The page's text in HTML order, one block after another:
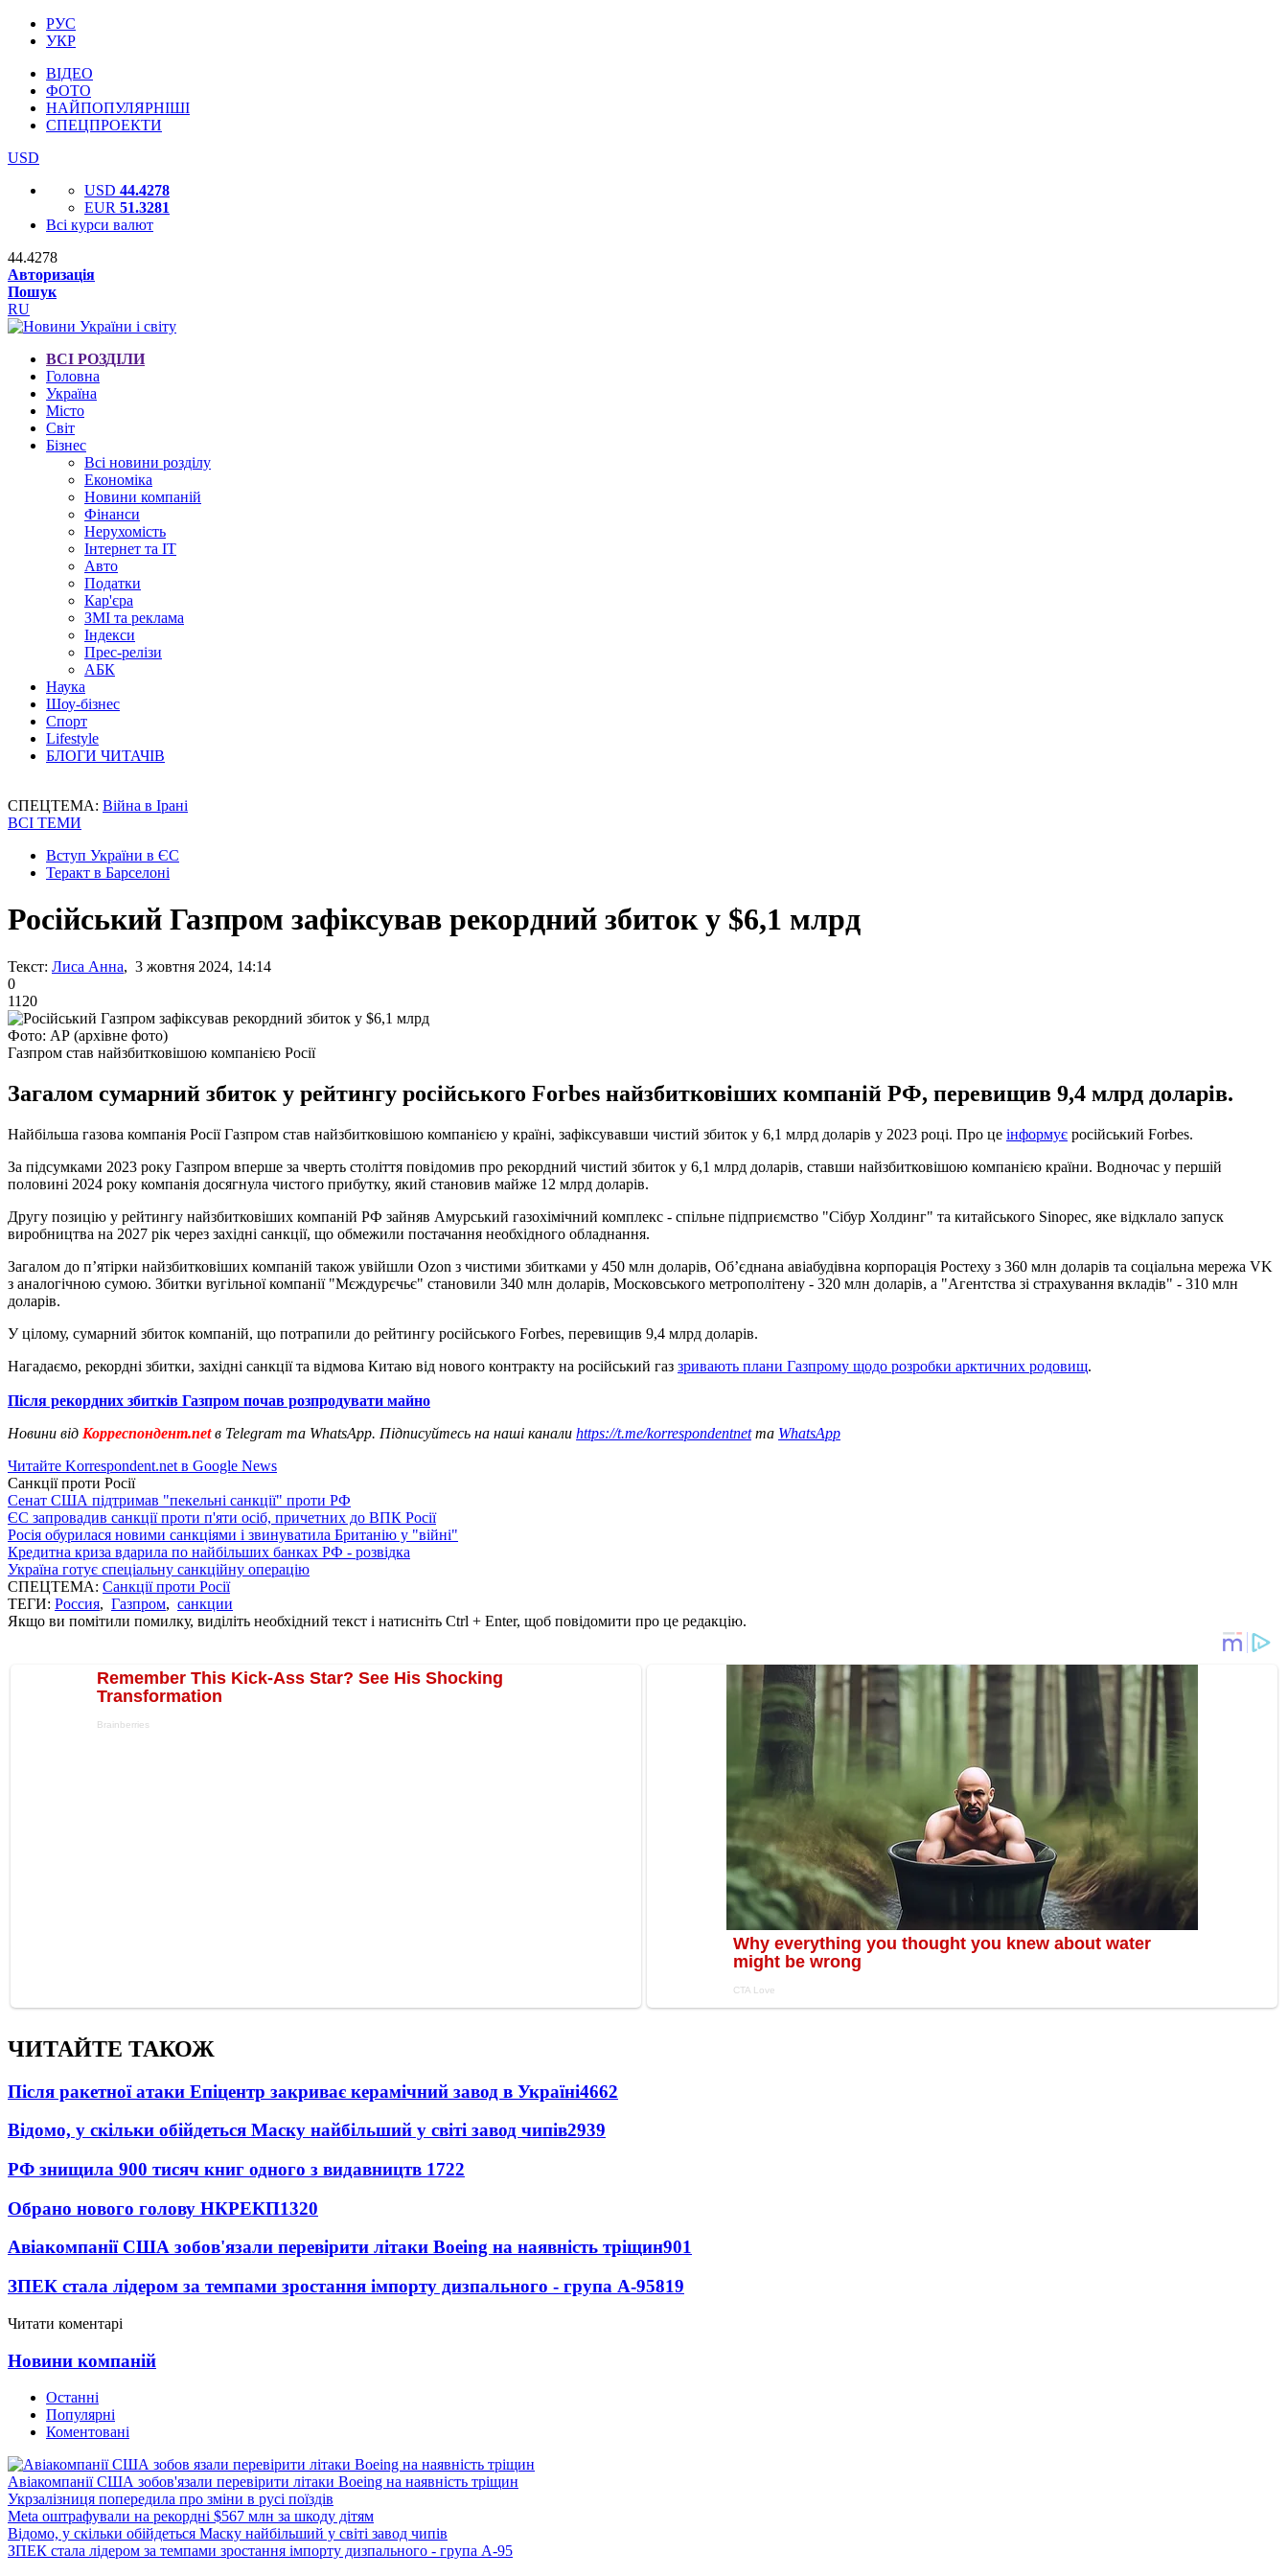
РУС
УКР
ВІДЕО
ФОТО
НАЙПОПУЛЯРНІШІ
СПЕЦПРОЕКТИ
USD
USD 44.4278
EUR 51.3281
Всі курси валют
44.4278
Авторизація
Пошук
RU
ВСІ РОЗДІЛИ
Головна
Україна
Місто
Світ
Бізнес
Всі новини розділу
Економіка
Новини компаній
Фінанси
Нерухомість
Інтернет та IT
Авто
Податки
Кар'єра
ЗМІ та реклама
Індекси
Прес-релізи
АБК
Наука
Шоу-бізнес
Спорт
Lifestyle
БЛОГИ ЧИТАЧІВ
СПЕЦТЕМА: Війна в Ірані
ВСІ ТЕМИ
Вступ України в ЄС
Теракт в Барселоні
Російський Газпром зафіксував рекордний збиток у $6,1 млрд
Текст: Лиса Анна, 3 жовтня 2024, 14:14
0
1120
Фото: АР (архівне фото)
Газпром став найзбитковішою компанією Росії
Загалом сумарний збиток у рейтингу російського Forbes найзбитковіших компаній РФ, перевищив 9,4 млрд доларів.
Найбільша газова компанія Росії Газпром став найзбитковішою компанією у країні, зафіксувавши чистий збиток у 6,1 млрд доларів у 2023 році. Про це інформує російський Forbes.
За підсумками 2023 року Газпром вперше за чверть століття повідомив про рекордний чистий збиток у 6,1 млрд доларів, ставши найзбитковішою компанією країни. Водночас у першій
половині 2024 року компанія досягнула чистого прибутку, який становив майже 12 млрд доларів.
Другу позицію у рейтингу найзбитковіших компаній РФ зайняв Амурський газохімічний комплекс - спільне підприємство "Сібур Холдинг" та китайського Sinopec, яке відклало запуск
виробництва на 2027 рік через західні санкції, що обмежили постачання необхідного обладнання.
Загалом до п’ятірки найзбитковіших компаній також увійшли Ozon з чистими збитками у 450 млн доларів, Об’єднана авіабудівна корпорація Ростеху з 360 млн доларів та соціальна мережа VK
з аналогічною сумою. Збитки вугільної компанії "Мєждурєчьє" становили 340 млн доларів, Московського метрополітену - 320 млн доларів, а "Агентства зі страхування вкладів" - 310 млн
доларів.
У цілому, сумарний збиток компаній, що потрапили до рейтингу російського Forbes, перевищив 9,4 млрд доларів.
Нагадаємо, рекордні збитки, західні санкції та відмова Китаю від нового контракту на російський газ зривають плани Газпрому щодо розробки арктичних родовищ.
Після рекордних збитків Газпром почав розпродувати майно
Новини від Корреспондент.netв Telegram та WhatsApp. Підписуйтесь на наші канали https://t.me/korrespondentnetта WhatsApp
Читайте Korrespondent.net в Google News
Санкції проти Росії
Сенат США підтримав "пекельні санкції" проти РФ
ЄС запровадив санкції проти п'яти осіб, причетних до ВПК Росії
Росія обурилася новими санкціями і звинуватила Британію у "війні"
Кредитна криза вдарила по найбільших банках РФ - розвідка
Україна готує спеціальну санкційну операцію
СПЕЦТЕМА: Санкції проти Росії
ТЕГИ: Россия, Газпром, санкции
Якщо ви помітили помилку, виділіть необхідний текст і натисніть Ctrl + Enter, щоб повідомити про це редакцію.
ЧИТАЙТЕ ТАКОЖ
Після ракетної атаки Епіцентр закриває керамічний завод в Україні4662
Відомо, у скільки обійдеться Маску найбільший у світі завод чипів2939
РФ знищила 900 тисяч книг одного з видавництв 1722
Обрано нового голову НКРЕКП1320
Авіакомпанії США зобов'язали перевірити літаки Boeing на наявність тріщин901
ЗПЕК стала лідером за темпами зростання імпорту дизпального - група А-95819
Читати коментарі
Новини компаній
Останні
Популярні
Коментовані
Авіакомпанії США зобов'язали перевірити літаки Boeing на наявність тріщин
Укрзалізниця попередила про зміни в русі поїздів
Meta оштрафували на рекордні $567 млн за шкоду дітям
Відомо, у скільки обійдеться Маску найбільший у світі завод чипів
ЗПЕК стала лідером за темпами зростання імпорту дизпального - група А-95